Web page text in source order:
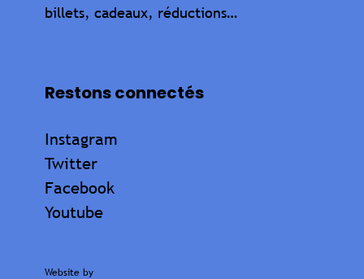
billets, cadeaux, réductions…
Restons connectés
Instagram
Twitter
Facebook
Youtube
Website by